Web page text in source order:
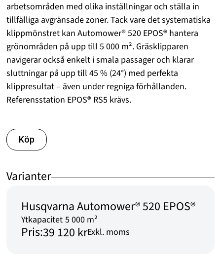
arbetsområden med olika inställningar och ställa in
tillfälliga avgränsade zoner. Tack vare det systematiska
klippmönstret kan Automower® 520 EPOS® hantera
grönområden på upp till 5 000 m². Gräsklipparen
navigerar också enkelt i smala passager och klarar
sluttningar på upp till 45 % (24°) med perfekta
klippresultat – även under regniga förhållanden.
Referensstation EPOS® RS5 krävs.
Köp
Varianter
Husqvarna Automower® 520 EPOS®
Ytkapacitet 5 000 m²
Pris:39 120 krExkl. moms